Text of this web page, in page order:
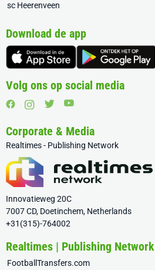
sc Heerenveen
Download de app
Volg ons op social media
Corporate & Media
Realtimes - Publishing Network
Innovatieweg 20C
7007 CD, Doetinchem, Netherlands
+31(315)-764002
Realtimes | Publishing Network
FootballTransfers.com